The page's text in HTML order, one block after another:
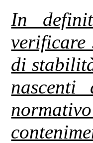
In
verificare
di